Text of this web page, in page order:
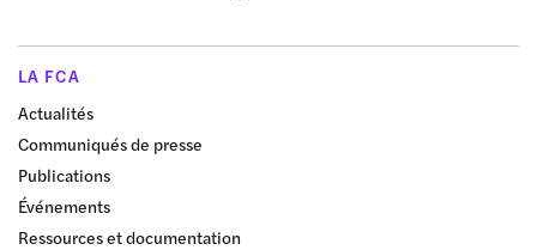
LA FCA
Actualités
Communiqués de presse
Publications
Événements
Ressources et documentation